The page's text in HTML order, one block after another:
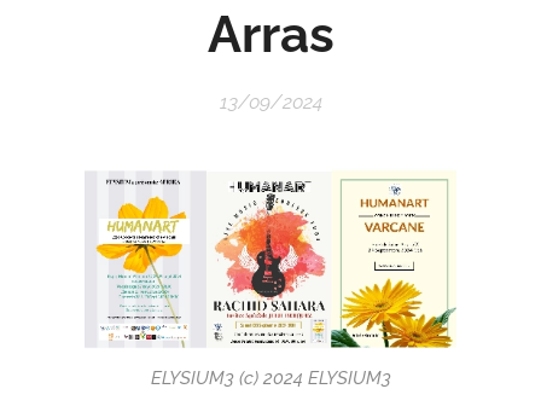
Arras
13/09/2024
ELYSIUM3 (c) 2024 ELYSIUM3